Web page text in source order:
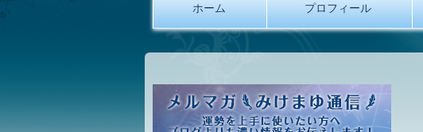
ホーム プロフィール